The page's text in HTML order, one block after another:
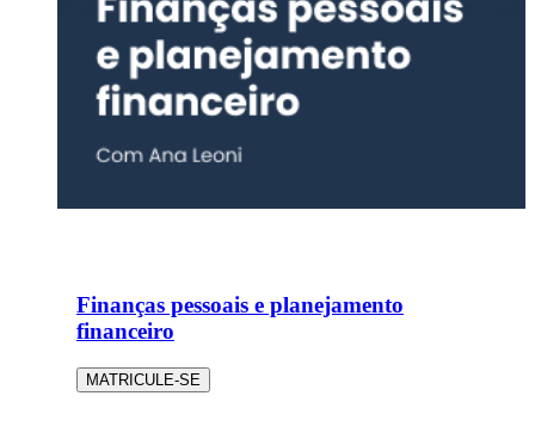
Finanças pessoais e planejamento
financeiro
MATRICULE-SE